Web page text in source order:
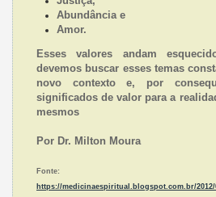
Abundância e
Amor.
Esses valores andam
devemos buscar esses temas
novo contexto e, por
significados de valor para a
mesmos
Por Dr. Milton Moura
Fonte:
https://medicinaespiritual.blogspot.com.br/